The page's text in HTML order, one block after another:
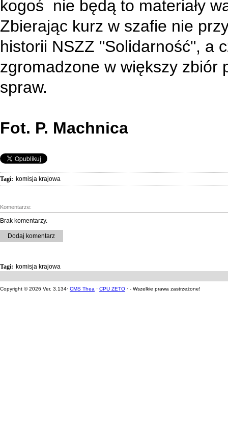
kogoś nie będą to materiały
Zbierając kurz w szafie nie
historii NSZZ "Solidarność", a
zgromadzone w większy zbiór
spraw.
Fot. P. Machnica
Tagi: komisja krajowa
Komentarze:
Brak komentarzy.
Dodaj komentarz
Tagi: komisja krajowa
Copyright © 2026 Ver. 3.134· CMS Thea · CPU ZETO · - Wszelkie prawa zastrzeżone!